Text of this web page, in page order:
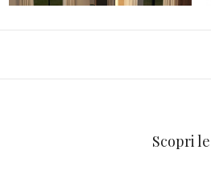
Scopri